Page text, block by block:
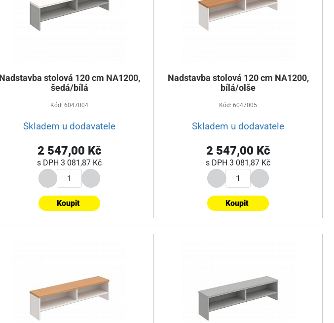
Nadstavba stolová 120 cm NA1200,
šedá/bílá
Kód: 6047004
Skladem u dodavatele
2 547,00 Kč
s DPH 3 081,87 Kč
Koupit
Nadstavba stolová 120 cm NA1200,
bílá/olše
Kód: 6047005
Skladem u dodavatele
2 547,00 Kč
s DPH 3 081,87 Kč
Koupit